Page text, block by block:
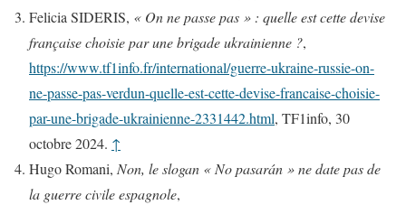
Felicia SIDERIS, « On ne passe pas » : quelle est cette devise
française choisie par une brigade ukrainienne ?,
https://www.tf1info.fr/international/guerre-ukraine-russie-on-
ne-passe-pas-verdun-quelle-est-cette-devise-francaise-choisie-
par-une-brigade-ukrainienne-2331442.html, TF1info, 30
octobre 2024. ↑
Hugo Romani, Non, le slogan « No pasarán » ne date pas de
la guerre civile espagnole,